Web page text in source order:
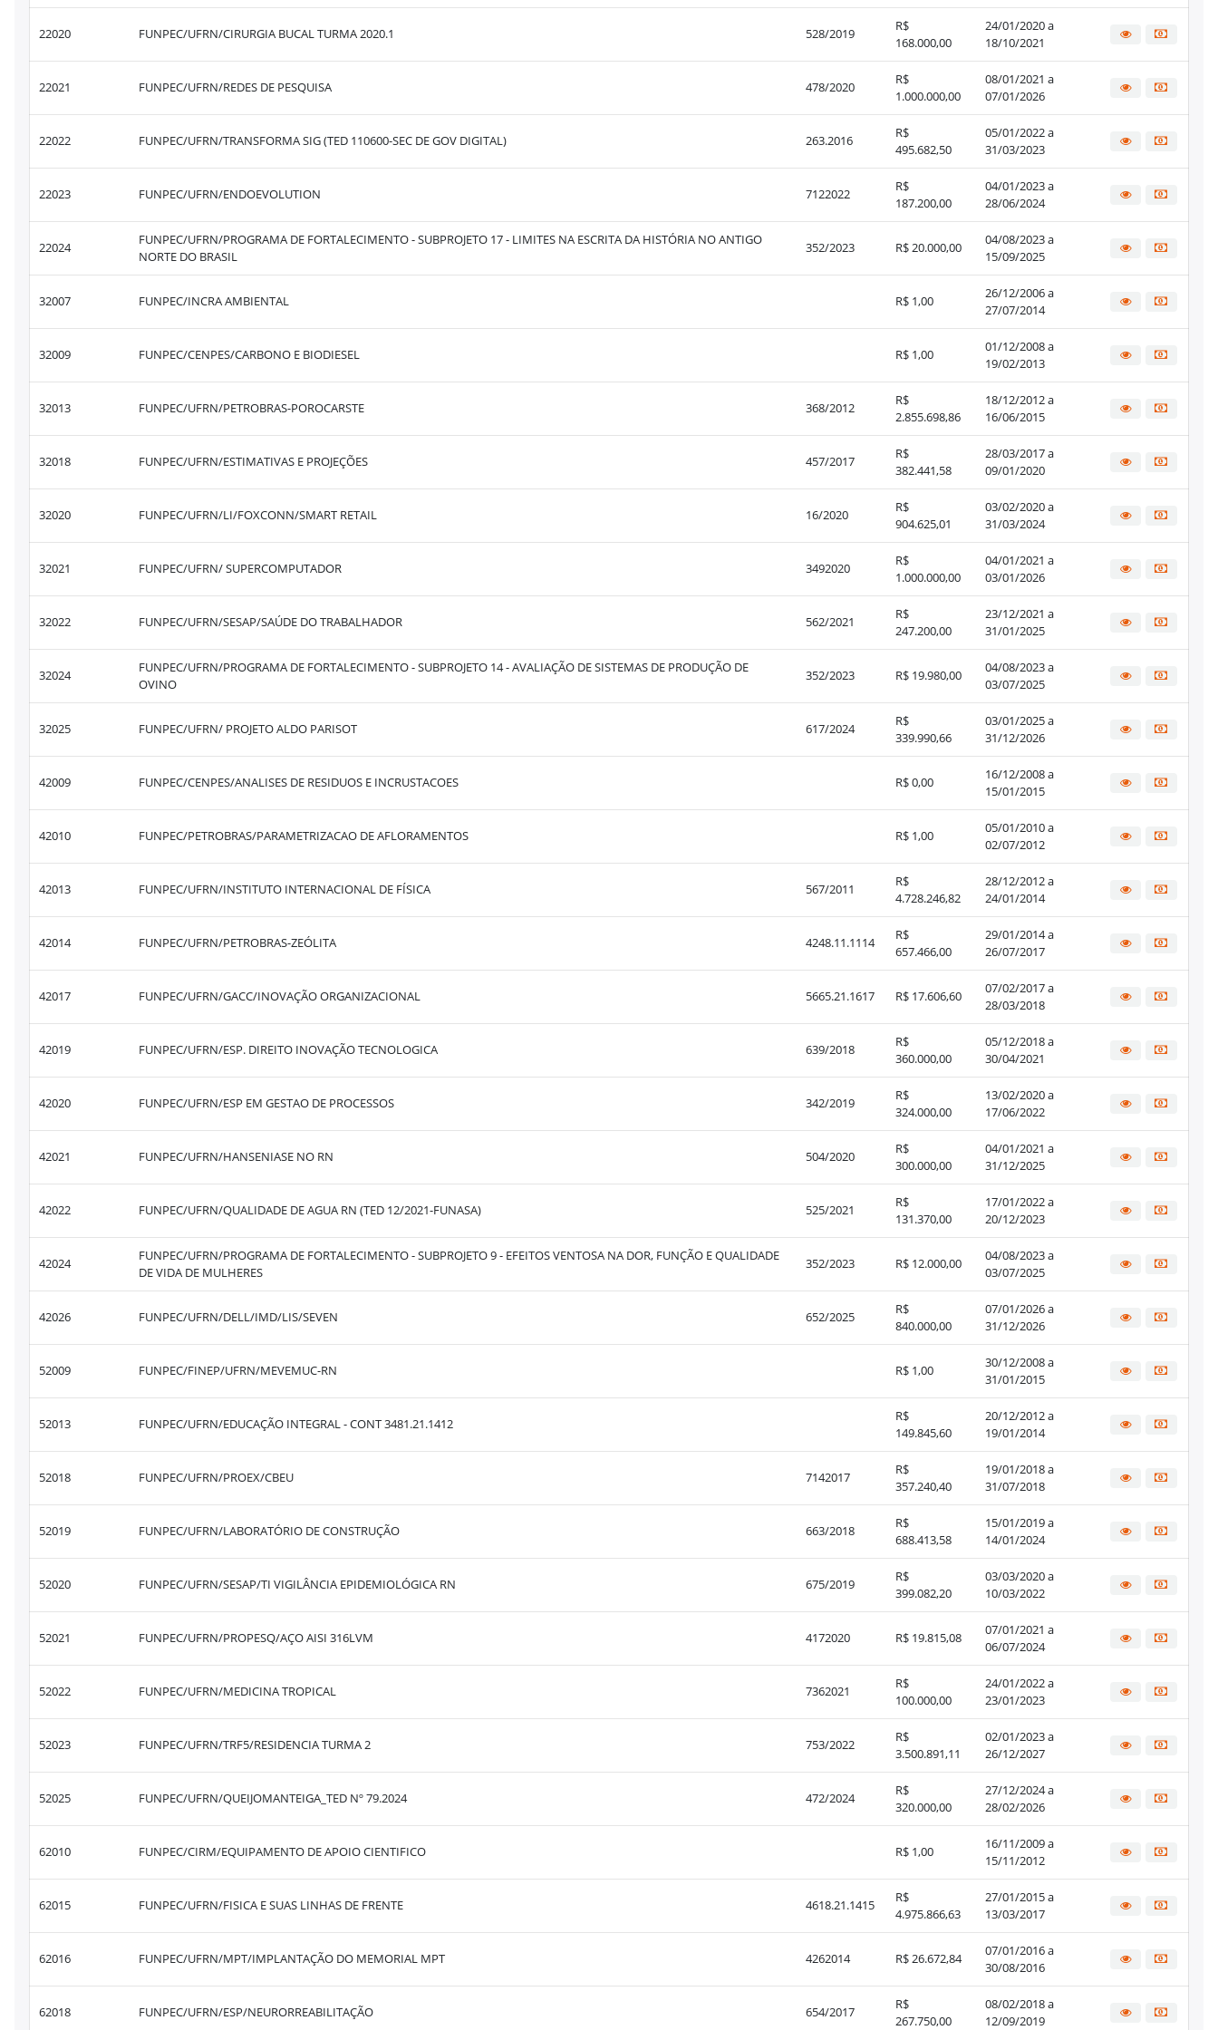
22020 FUNPEC/UFRN/CIRURGIA BUCAL TURMA 2020.1 528/2019
R$
168.000,00
24/01/2020 a
18/10/2021
22021 FUNPEC/UFRN/REDES DE PESQUISA 478/2020
R$
1.000.000,00
08/01/2021 a
07/01/2026
22022 FUNPEC/UFRN/TRANSFORMA SIG (TED 110600-SEC DE GOV DIGITAL) 263.2016
R$
495.682,50
05/01/2022 a
31/03/2023
22023 FUNPEC/UFRN/ENDOEVOLUTION 7122022
R$
187.200,00
04/01/2023 a
28/06/2024
22024
FUNPEC/UFRN/PROGRAMA DE FORTALECIMENTO - SUBPROJETO 17 - LIMITES NA ESCRITA DA HISTÓRIA NO ANTIGO
NORTE DO BRASIL
352/2023 R$ 20.000,00
04/08/2023 a
15/09/2025
32007 FUNPEC/INCRA AMBIENTAL R$ 1,00
26/12/2006 a
27/07/2014
32009 FUNPEC/CENPES/CARBONO E BIODIESEL R$ 1,00
01/12/2008 a
19/02/2013
32013 FUNPEC/UFRN/PETROBRAS-POROCARSTE 368/2012
R$
2.855.698,86
18/12/2012 a
16/06/2015
32018 FUNPEC/UFRN/ESTIMATIVAS E PROJEÇÕES 457/2017
R$
382.441,58
28/03/2017 a
09/01/2020
32020 FUNPEC/UFRN/LI/FOXCONN/SMART RETAIL 16/2020
R$
904.625,01
03/02/2020 a
31/03/2024
32021 FUNPEC/UFRN/ SUPERCOMPUTADOR 3492020
R$
1.000.000,00
04/01/2021 a
03/01/2026
32022 FUNPEC/UFRN/SESAP/SAÚDE DO TRABALHADOR 562/2021
R$
247.200,00
23/12/2021 a
31/01/2025
32024
FUNPEC/UFRN/PROGRAMA DE FORTALECIMENTO - SUBPROJETO 14 - AVALIAÇÃO DE SISTEMAS DE PRODUÇÃO DE
OVINO
352/2023 R$ 19.980,00
04/08/2023 a
03/07/2025
32025 FUNPEC/UFRN/ PROJETO ALDO PARISOT 617/2024
R$
339.990,66
03/01/2025 a
31/12/2026
42009 FUNPEC/CENPES/ANALISES DE RESIDUOS E INCRUSTACOES R$ 0,00
16/12/2008 a
15/01/2015
42010 FUNPEC/PETROBRAS/PARAMETRIZACAO DE AFLORAMENTOS R$ 1,00
05/01/2010 a
02/07/2012
42013 FUNPEC/UFRN/INSTITUTO INTERNACIONAL DE FÍSICA 567/2011
R$
4.728.246,82
28/12/2012 a
24/01/2014
42014 FUNPEC/UFRN/PETROBRAS-ZEÓLITA 4248.11.1114
R$
657.466,00
29/01/2014 a
26/07/2017
42017 FUNPEC/UFRN/GACC/INOVAÇÃO ORGANIZACIONAL 5665.21.1617 R$ 17.606,60
07/02/2017 a
28/03/2018
42019 FUNPEC/UFRN/ESP. DIREITO INOVAÇÃO TECNOLOGICA 639/2018
R$
360.000,00
05/12/2018 a
30/04/2021
42020 FUNPEC/UFRN/ESP EM GESTAO DE PROCESSOS 342/2019
R$
324.000,00
13/02/2020 a
17/06/2022
42021 FUNPEC/UFRN/HANSENIASE NO RN 504/2020
R$
300.000,00
04/01/2021 a
31/12/2025
42022 FUNPEC/UFRN/QUALIDADE DE AGUA RN (TED 12/2021-FUNASA) 525/2021
R$
131.370,00
17/01/2022 a
20/12/2023
42024
FUNPEC/UFRN/PROGRAMA DE FORTALECIMENTO - SUBPROJETO 9 - EFEITOS VENTOSA NA DOR, FUNÇÃO E QUALIDADE
DE VIDA DE MULHERES
352/2023 R$ 12.000,00
04/08/2023 a
03/07/2025
42026 FUNPEC/UFRN/DELL/IMD/LIS/SEVEN 652/2025
R$
840.000,00
07/01/2026 a
31/12/2026
52009 FUNPEC/FINEP/UFRN/MEVEMUC-RN R$ 1,00
30/12/2008 a
31/01/2015
52013 FUNPEC/UFRN/EDUCAÇÃO INTEGRAL - CONT 3481.21.1412
R$
149.845,60
20/12/2012 a
19/01/2014
52018 FUNPEC/UFRN/PROEX/CBEU 7142017
R$
357.240,40
19/01/2018 a
31/07/2018
52019 FUNPEC/UFRN/LABORATÓRIO DE CONSTRUÇÃO 663/2018
R$
688.413,58
15/01/2019 a
14/01/2024
52020 FUNPEC/UFRN/SESAP/TI VIGILÂNCIA EPIDEMIOLÓGICA RN 675/2019
R$
399.082,20
03/03/2020 a
10/03/2022
52021 FUNPEC/UFRN/PROPESQ/AÇO AISI 316LVM 4172020 R$ 19.815,08
07/01/2021 a
06/07/2024
52022 FUNPEC/UFRN/MEDICINA TROPICAL 7362021
R$
100.000,00
24/01/2022 a
23/01/2023
52023 FUNPEC/UFRN/TRF5/RESIDENCIA TURMA 2 753/2022
R$
3.500.891,11
02/01/2023 a
26/12/2027
52025 FUNPEC/UFRN/QUEIJOMANTEIGA_TED Nº 79.2024 472/2024
R$
320.000,00
27/12/2024 a
28/02/2026
62010 FUNPEC/CIRM/EQUIPAMENTO DE APOIO CIENTIFICO R$ 1,00
16/11/2009 a
15/11/2012
62015 FUNPEC/UFRN/FISICA E SUAS LINHAS DE FRENTE 4618.21.1415
R$
4.975.866,63
27/01/2015 a
13/03/2017
62016 FUNPEC/UFRN/MPT/IMPLANTAÇÃO DO MEMORIAL MPT 4262014 R$ 26.672,84
07/01/2016 a
30/08/2016
62018 FUNPEC/UFRN/ESP/NEURORREABILITAÇÃO 654/2017
R$
267.750,00
08/02/2018 a
12/09/2019